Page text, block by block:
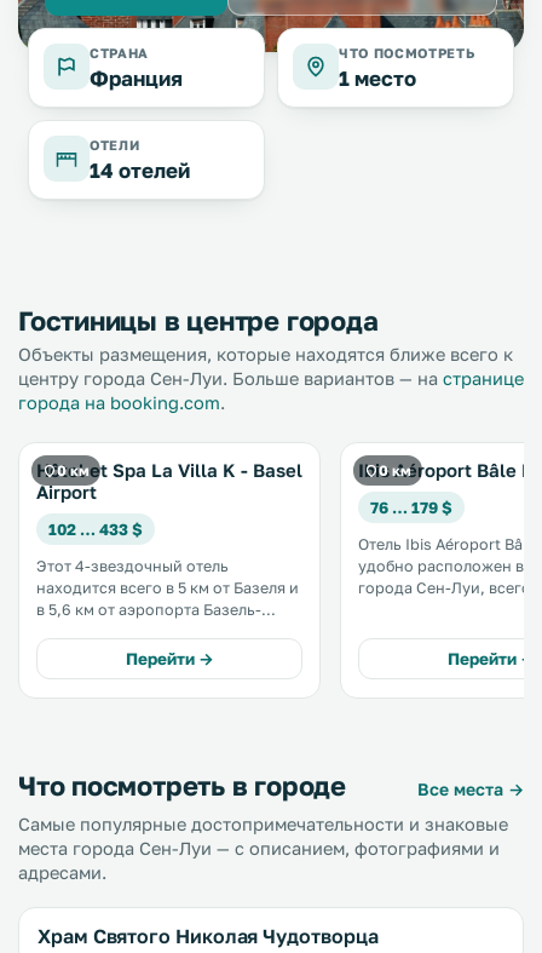
СТРАНА
Франция
ЧТО ПОСМОТРЕТЬ
1 место
ОТЕЛИ
14 отелей
Гостиницы в центре города
Объекты размещения, которые находятся ближе всего к
центру города Сен-Луи. Больше вариантов — на странице
города на booking.com.
0 км
Hôtel et Spa La Villa K - Basel
Airport
102 … 433 $
Этот 4-звездочный отель
находится всего в 5 км от Базеля и
в 5,6 км от аэропорта Базель-
от/до аэропорта, спа-салон и
винно-коктейльный бар, открытый
7 дней в неделю. .
Перейти →
0 км
Ibis Aéroport Bâle
76 … 179 $
Отель Ibis Aéroport
удобно расположен в
города Сен-Луи, всего
гостям предлагается
обе стороны. В отеле можно
бесплатно
Перейти →
Что посмотреть в городе
Все места →
Самые популярные достопримечательности и знаковые
места города Сен-Луи — с описанием, фотографиями и
адресами.
Храм Святого Николая Чудотворца